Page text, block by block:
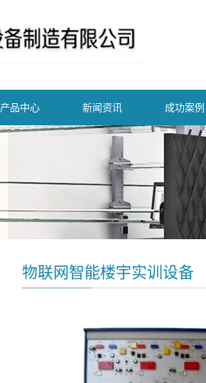
产品中心 新闻资讯 成功案例
物联网智能楼宇实训设备